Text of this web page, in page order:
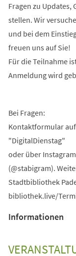
Fragen zu Updates,
stellen. Wir
und bei dem
freuen uns auf Sie!
Für die Teilnahme
Anmeldung wird
Bei Fragen:
Kontaktformular
"DigitalDienstag"
oder über
(@stabigram).
Stadtbibliothek
bibliothek.live/
Informationen